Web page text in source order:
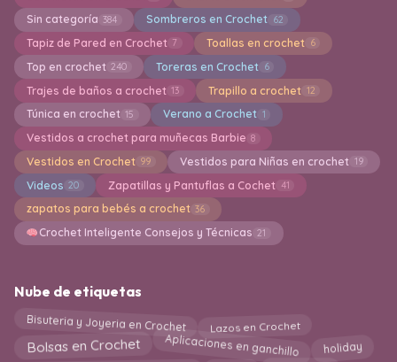
Sin categoría 384 Sombreros en Crochet 62
Tapiz de Pared en Crochet 7 Toallas en crochet 6
Top en crochet 240 Toreras en Crochet 6
Trajes de baños a crochet 13 Trapillo a crochet 12
Túnica en crochet 15 Verano a Crochet 1
Vestidos a crochet para muñecas Barbie 8
Vestidos en Crochet 99 Vestidos para Niñas en crochet 19
Videos 20 Zapatillas y Pantuflas a Cochet 41
zapatos para bebés a crochet 36
Crochet Inteligente Consejos y Técnicas 21
Nube de etiquetas
Bisuteria y Joyeria en Crochet Lazos en Crochet
Bolsas en Crochet Aplicaciones en ganchillo holiday